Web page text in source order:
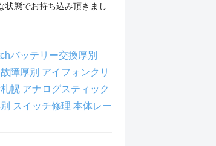
状態でお持ち込み頂きまし
バッテリー交換厚別
障厚別 アイフォンクリ
幌 アナログスティック
スイッチ修理 本体レー